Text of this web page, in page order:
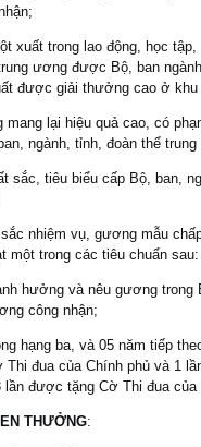
trong lao động, học
ương được Bộ, ban
được giải thưởng cao ở
lại hiệu quả cao, có
ngành, tỉnh, đoàn thể
sắc, tiêu biểu cấp Bộ, ban,
nhiệm vụ, gương mẫu
một trong các tiêu chuẩn sau:
hưởng và nêu gương trong
công nhận;
hạng ba, và 05 năm tiếp
đua của Chính phủ và 1
được tặng Cờ Thi đua
THƯỞNG: